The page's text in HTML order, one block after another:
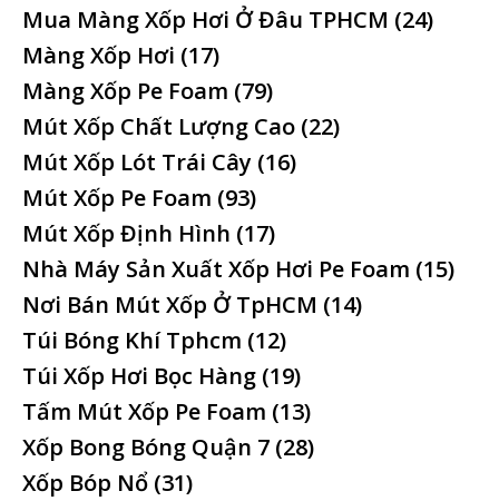
Mua Màng Xốp Hơi Ở Đâu TPHCM (24)
Màng Xốp Hơi (17)
Màng Xốp Pe Foam (79)
Mút Xốp Chất Lượng Cao (22)
Mút Xốp Lót Trái Cây (16)
Mút Xốp Pe Foam (93)
Mút Xốp Định Hình (17)
Nhà Máy Sản Xuất Xốp Hơi Pe Foam (15)
Nơi Bán Mút Xốp Ở TpHCM (14)
Túi Bóng Khí Tphcm (12)
Túi Xốp Hơi Bọc Hàng (19)
Tấm Mút Xốp Pe Foam (13)
Xốp Bong Bóng Quận 7 (28)
Xốp Bóp Nổ (31)